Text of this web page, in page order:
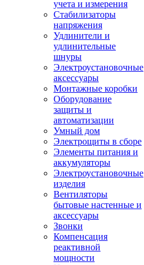
учета и измерения
Стабилизаторы
напряжения
Удлинители и
удлинительные
шнуры
Электроустановочные
аксессуары
Монтажные коробки
Оборудование
защиты и
автоматизации
Умный дом
Электрощиты в сборе
Элементы питания и
аккумуляторы
Электроустановочные
изделия
Вентиляторы
бытовые настенные и
аксессуары
Звонки
Компенсация
реактивной
мощности